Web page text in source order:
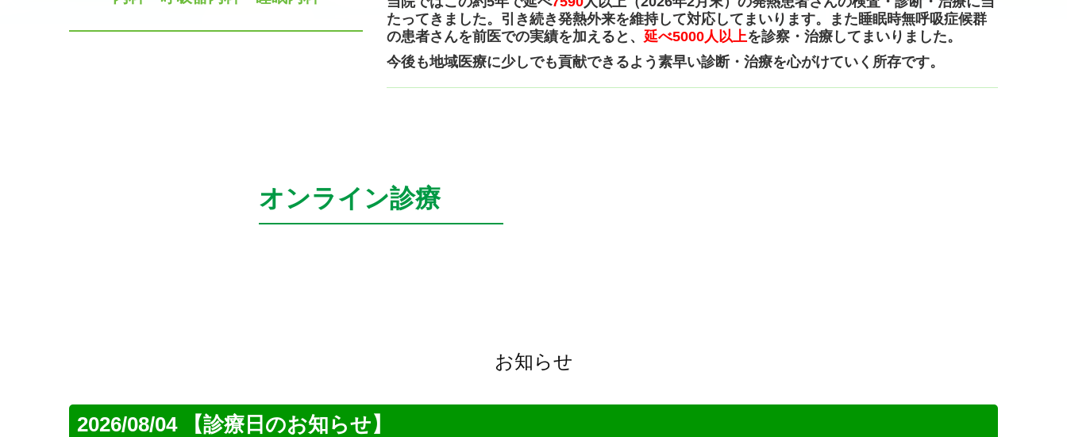
たってきました。 引き続き発熱外来を維持して対応してまいります。
また睡眠時無呼吸症候群
の患者さんを前医での実績を加えると、 延べ5000人以上を診察・治療してまいりました。
今後も地域医療に少しでも貢献できるよう素早い診断・治療を心がけていく所存です。
オンライン診療
お知らせ
2026/08/04 【診療日のお知らせ】